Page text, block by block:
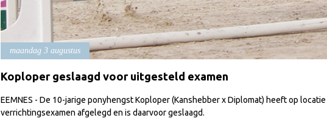
maandag 3 augustus
Koploper geslaagd voor uitgesteld examen
EEMNES - De 10-jarige ponyhengst Koploper (Kanshebber x Diplomat) heeft op
verrichtingsexamen afgelegd en is daarvoor geslaagd.